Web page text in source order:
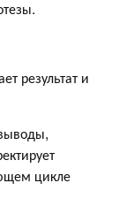
результат и
цикле